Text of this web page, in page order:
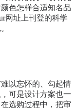
色怎样合适知名品
网址上刊登的科学
以忘怀的、勾起情
可是设计方案也一
选购过程中，把审